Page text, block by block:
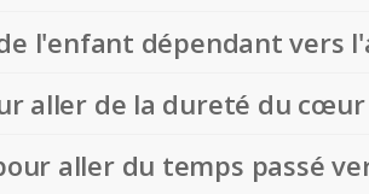
l'enfant dépendant vers
aller de la dureté du
aller du temps passé